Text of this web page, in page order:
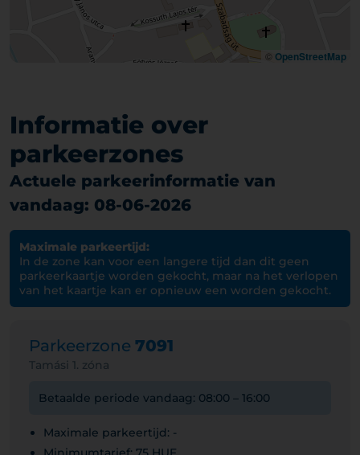
© OpenStreetMap
Informatie over
parkeerzones
Actuele parkeerinformatie van
vandaag: 08-06-2026
Maximale parkeertijd:
In de zone kan voor een langere tijd dan dit geen
parkeerkaartje worden gekocht, maar na het verlopen
van het kaartje kan er opnieuw een worden gekocht.
Parkeerzone 7091
Tamási 1. zóna
Betaalde periode vandaag: 08:00 – 16:00
Maximale parkeertijd: -